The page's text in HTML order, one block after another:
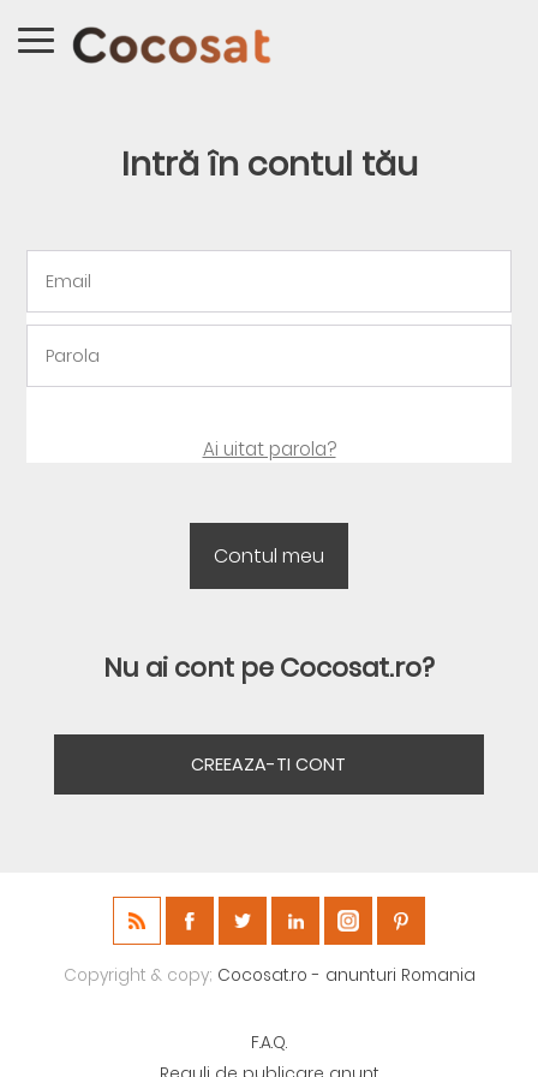
Intră în contul tău
Ai uitat parola?
Nu ai cont pe Cocosat.ro?
CREEAZA-TI CONT
Copyright & copy; Cocosat.ro - anunturi Romania
F.A.Q.